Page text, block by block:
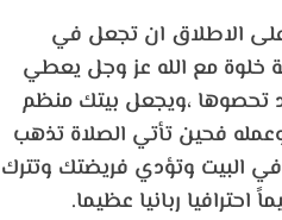
الاطلاق ان تجعل في
خلوة مع الله عز وجل يعطي
تحصوها ،ويجعل بيتك منظم
فحين تأتي الصلاة تذهب
البيت وتؤدي فريضتك وتترك
ربانيا عظيما.